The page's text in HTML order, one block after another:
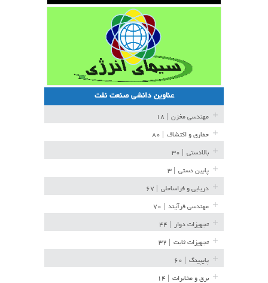
عناوین دانشی صنعت نفت
مهندسی مخزن
حفاری و اکتشاف
بالادستی
پایین دستی
دریایی و فراساحلی
مهندسی فرآیند
تجهیزات دوار
تجهیزات ثابت
پایپینگ
برق و مخابرات